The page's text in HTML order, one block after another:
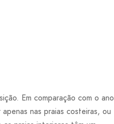
Em comparação com o ano
nas praias costeiras, ou